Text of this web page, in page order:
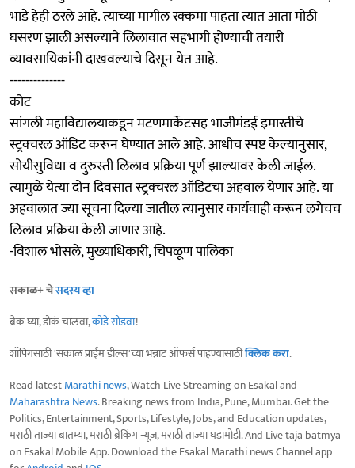
भाडे हेही ठरले आहे. त्याच्या मागील रक्कमा पाहता त्यात आता मोठी
घसरण झाली असल्याने लिलावात सहभागी होण्याची तयारी
व्यावसायिकांनी दाखवल्याचे दिसून येत आहे.
--------------
कोट
सांगली महाविद्यालयाकडून मटणमार्केटसह भाजीमंडई इमारतीचे
स्ट्रक्चरल ऑडिट करून घेण्यात आले आहे. आधीच स्पष्ट केल्यानुसार,
सोयीसुविधा व दुरुस्ती लिलाव प्रक्रिया पूर्ण झाल्यावर केली जाईल.
त्यामुळे येत्या दोन दिवसात स्ट्रक्चरल ऑडिटचा अहवाल येणार आहे. या
अहवालात ज्या सूचना दिल्या जातील त्यानुसार कार्यवाही करून लगेचच
लिलाव प्रक्रिया केली जाणार आहे.
-विशाल भोसले, मुख्याधिकारी, चिपळूण पालिका
सकाळ+ चेसदस्य व्हा
ब्रेक घ्या, डोकं चालवा,कोडे सोडवा!
शॉपिंगसाठी 'सकाळ प्राईम डील्स'च्या भन्नाट ऑफर्स पाहण्यासाठीक्लिक करा.
Read latestMarathi news, Watch Live Streaming on Esakal and
Maharashtra News. Breaking news from India, Pune, Mumbai. Get the
Politics, Entertainment, Sports, Lifestyle, Jobs, and Education updates,
मराठी ताज्या बातम्या, मराठी ब्रेकिंग न्यूज, मराठी ताज्या घडामोडी. And Live taja batmya
on Esakal Mobile App. Download the Esakal Marathi news Channel app